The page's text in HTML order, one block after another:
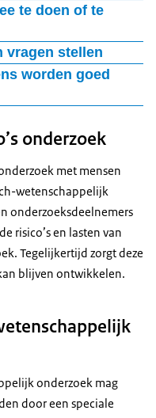
te doen of te
zelf of deze meedoet
mag altijd stoppen
onderzoek al is
de deelnemer vóór het
vragen stellen
onderzoek. Alle vragen
maar ook tijdens en
Dit is een
over het onderwerp,
onderzoek. De
stellen aan deze
worden goed
aan het onderzoek. Om
een code. Er komen
voor in een
die rapporten wordt
onderzoek
met mensen
wetenschappelijk
onderzoeksdeelnemers
risico’s en lasten van
Tegelijkertijd zorgt deze
blijven ontwikkelen.
onderzoek mag
door een speciale